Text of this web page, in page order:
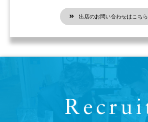
出店のお問い合わせはこちら